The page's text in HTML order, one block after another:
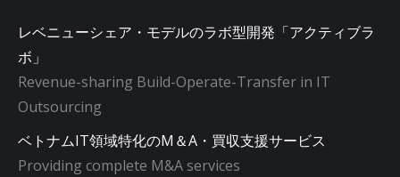
レベニューシェア・モデルのラボ型開発「アクティブラ
ボ」
Revenue-sharing Build-Operate-Transfer in IT
Outsourcing
ベトナムIT領域特化のM＆A・買収支援サービス
Providing complete M&A services